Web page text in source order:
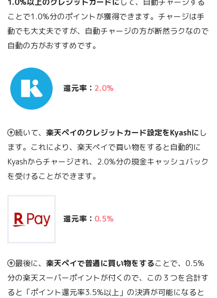
1.0%以上のクレジットカードにして、自動チャージする
ことで1.0%分のポイントが獲得できます。チャージは手
動でも大丈夫ですが、自動チャージの方が断然ラクなので
自動の方がおすすめです。
還元率： 2.0%
続いて、 楽天ペイのクレジットカード設定をKyashにし
ます。これにより、楽天ペイで買い物をすると自動的に
Kyashからチャージされ、2.0%分の現金キャッシュバック
を受けることができます。
還元率： 0.5%
最後に、 楽天ペイで普通に買い物をすることで、0.5%
分の楽天スーパーポイントが付くので、この３つを合計す
ると「ポイント還元率3.5%以上」の決済が可能になると